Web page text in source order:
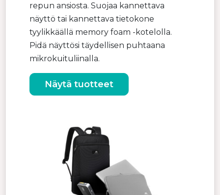
repun ansiosta. Suojaa kannettava
näyttö tai kannettava tietokone
tyylikkäällä memory foam -kotelolla.
Pidä näyttösi täydellisen puhtaana
mikrokuituliinalla.
Näytä tuotteet